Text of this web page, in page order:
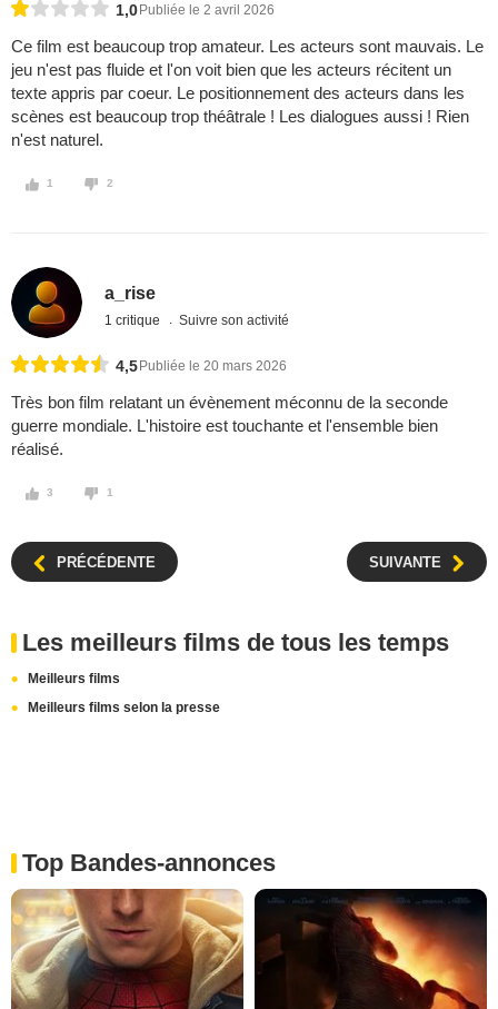
1,0 Publiée le 2 avril 2026
Ce film est beaucoup trop amateur. Les acteurs sont mauvais. Le
jeu n'est pas fluide et l'on voit bien que les acteurs récitent un
texte appris par coeur. Le positionnement des acteurs dans les
scènes est beaucoup trop théâtrale ! Les dialogues aussi ! Rien
n'est naturel.
1 2
a_rise
1 critique Suivre son activité
4,5 Publiée le 20 mars 2026
Très bon film relatant un évènement méconnu de la seconde
guerre mondiale. L'histoire est touchante et l'ensemble bien
réalisé.
3 1
PRÉCÉDENTE SUIVANTE
Les meilleurs films de tous les temps
Meilleurs films
Meilleurs films selon la presse
Top Bandes-annonces